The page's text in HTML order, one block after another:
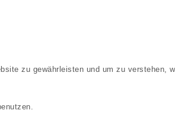
zu gewährleisten und um zu